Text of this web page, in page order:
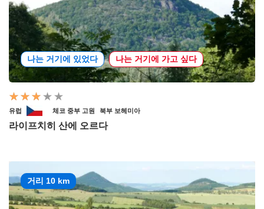
나는 거기에 있었다 나는 거기에 가고 싶다
유럽 체코 중부 고원 북부 보헤미아
라이프치히 산에 오르다
거리 10 km